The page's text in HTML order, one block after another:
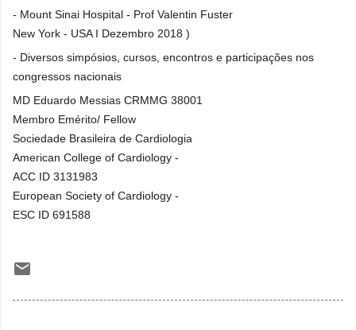
- Mount Sinai Hospital - Prof Valentin Fuster
New York - USA I Dezembro 2018 )
- Diversos simpósios, cursos, encontros e participações nos
congressos nacionais
MD Eduardo Messias CRMMG 38001
Membro Emérito/ Fellow
Sociedade Brasileira de Cardiologia
American College of Cardiology -
ACC ID 3131983
European Society of Cardiology -
ESC ID 691588